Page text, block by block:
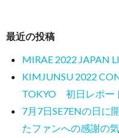
最近の投稿
MIRAE 2022 JAPAN
KIMJUNSU 2022
TOKYO 初日レポー
7月7日SE7ENの日に
たファンへの感謝の